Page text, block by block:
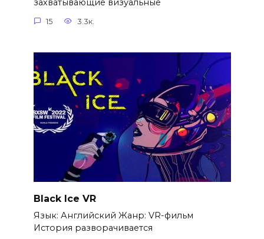
захватывающие визуальные
15 3.3к.
Black Ice VR
Язык: Английский Жанр: VR-фильм
История разворачивается